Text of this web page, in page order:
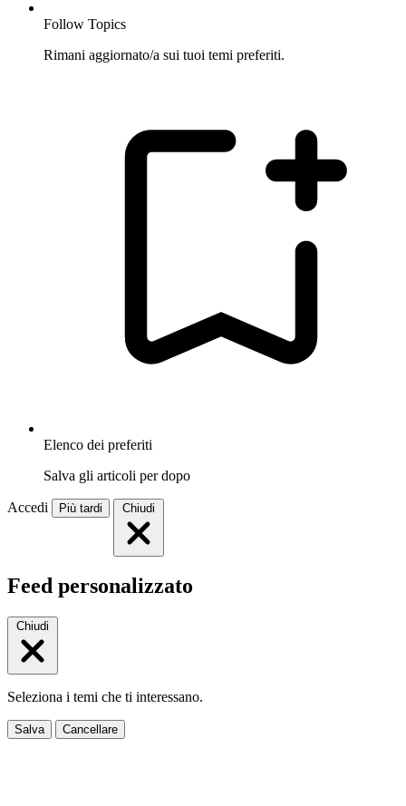
Follow Topics
Rimani aggiornato/a sui tuoi temi preferiti.
Elenco dei preferiti
Salva gli articoli per dopo
Accedi Più tardi Chiudi
Feed personalizzato
Chiudi
Seleziona i temi che ti interessano.
Salva Cancellare